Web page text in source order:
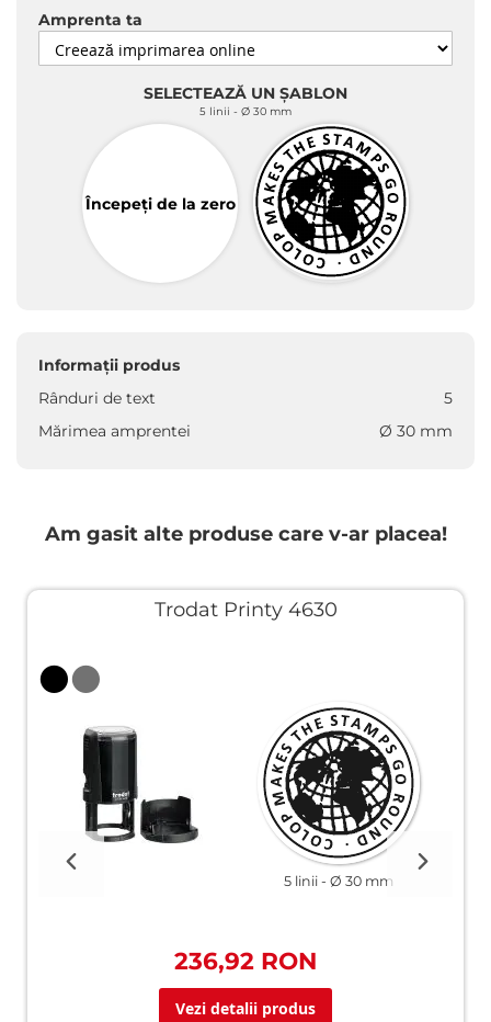
Amprenta ta
SELECTEAZĂ UN ȘABLON
5 linii Ø 30 mm
Începeți de la zero
Informații produs
Rânduri de text
5
Mărimea amprentei
Ø 30 mm
Am gasit alte produse care v-ar placea!
Trodat Printy 4630
5 linii Ø 30 mm
236,92 RON
Vezi detalii produs